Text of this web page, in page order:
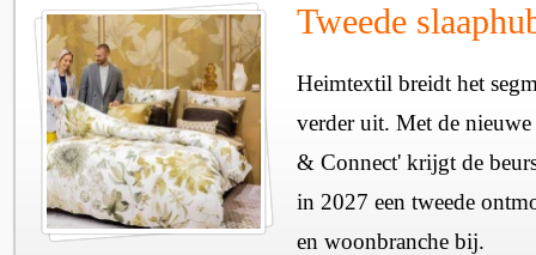
Tweede
Heimtextil breidt het
verder uit. Met de
& Connect' krijgt de
in 2027 een tweede
en woonbranche bij.